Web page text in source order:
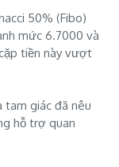
50% (Fibo)
mức 6.7000 và
tiền này vượt
tam giác đã nêu
hỗ trợ quan